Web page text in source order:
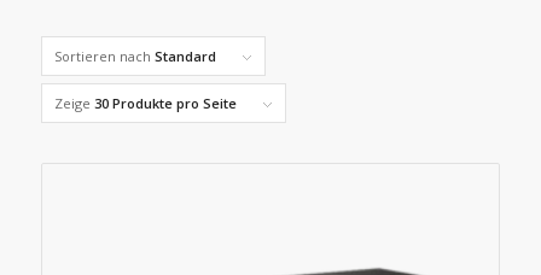
Sortieren nach Standard
Zeige 30 Produkte pro Seite